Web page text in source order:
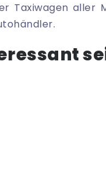
Taxiwagen aller